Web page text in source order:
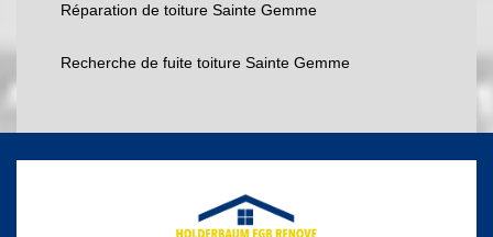
Réparation de toiture Sainte Gemme
Recherche de fuite toiture Sainte Gemme